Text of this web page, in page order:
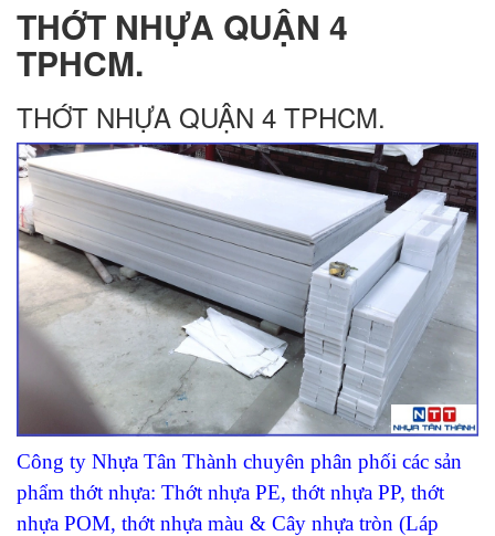
Pallet nhựa cũ Tân Phú
Pallet nhua tan phu
Pallet nhựa Tân Phú
Thớt nhựa cho nhà bếp
Thớt nhựa làm băng tải
Thớt nhựa nhập khẩu
THỚT NHỰA QUẬN 4
TPHCM.
THỚT NHỰA QUẬN 4 TPHCM.
Công ty Nhựa Tân Thành chuyên phân phối các sản
phẩm thớt nhựa: Thớt nhựa PE, thớt nhựa PP, thớt
nhựa POM, thớt nhựa màu & Cây nhựa tròn (Láp